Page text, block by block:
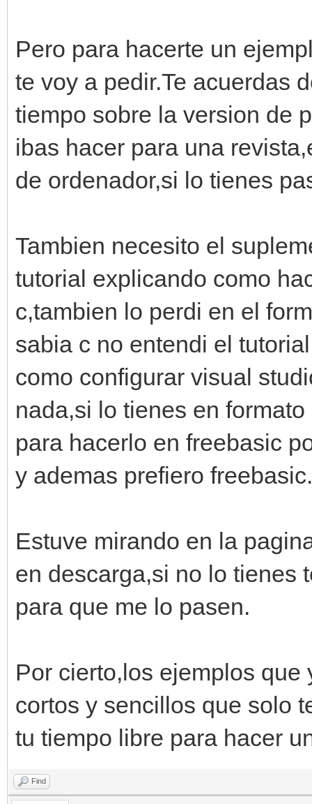
Pero para hacerte un
te voy a pedir.Te acuerdas
tiempo sobre la version de
ibas hacer para una
de ordenador,si lo tienes
Tambien necesito el
tutorial explicando como
c,tambien lo perdi en el
sabia c no entendi el
como configurar visual
nada,si lo tienes en
para hacerlo en freebasic
y ademas prefiero freebasic.
Estuve mirando en la
en descarga,si no lo tienes
para que me lo pasen.
Por cierto,los ejemplos
cortos y sencillos que solo
tu tiempo libre para hacer
Find